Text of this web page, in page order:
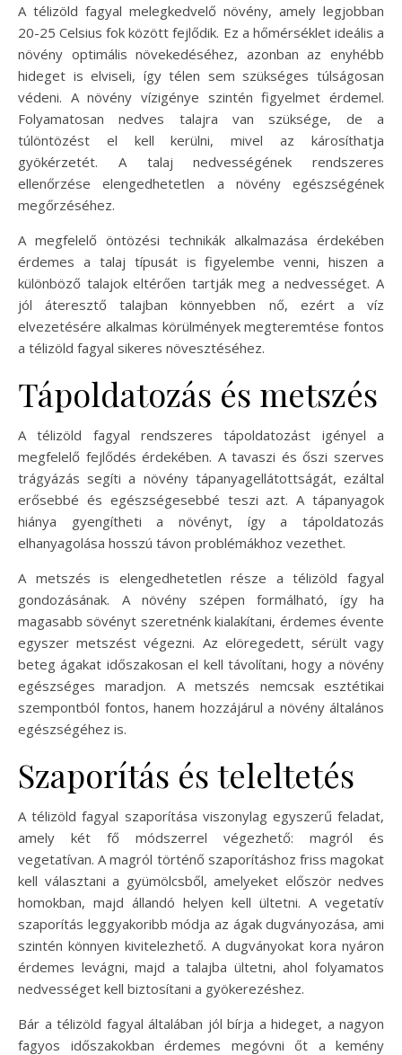
A télizöld fagyal melegkedvelő növény, amely legjobban
20-25 Celsius fok között fejlődik. Ez a hőmérséklet ideális a
növény optimális növekedéséhez, azonban az enyhébb
hideget is elviseli, így télen sem szükséges túlságosan
védeni. A növény vízigénye szintén figyelmet érdemel.
Folyamatosan nedves talajra van szüksége, de a
túlöntözést el kell kerülni, mivel az károsíthatja
gyökérzetét. A talaj nedvességének rendszeres
ellenőrzése elengedhetetlen a növény egészségének
megőrzéséhez.
A megfelelő öntözési technikák alkalmazása érdekében
érdemes a talaj típusát is figyelembe venni, hiszen a
különböző talajok eltérően tartják meg a nedvességet. A
jól áteresztő talajban könnyebben nő, ezért a víz
elvezetésére alkalmas körülmények megteremtése fontos
a télizöld fagyal sikeres növesztéséhez.
Tápoldatozás és metszés
A télizöld fagyal rendszeres tápoldatozást igényel a
megfelelő fejlődés érdekében. A tavaszi és őszi szerves
trágyázás segíti a növény tápanyagellátottságát, ezáltal
erősebbé és egészségesebbé teszi azt. A tápanyagok
hiánya gyengítheti a növényt, így a tápoldatozás
elhanyagolása hosszú távon problémákhoz vezethet.
A metszés is elengedhetetlen része a télizöld fagyal
gondozásának. A növény szépen formálható, így ha
magasabb sövényt szeretnénk kialakítani, érdemes évente
egyszer metszést végezni. Az elöregedett, sérült vagy
beteg ágakat időszakosan el kell távolítani, hogy a növény
egészséges maradjon. A metszés nemcsak esztétikai
szempontból fontos, hanem hozzájárul a növény általános
egészségéhez is.
Szaporítás és teleltetés
A télizöld fagyal szaporítása viszonylag egyszerű feladat,
amely két fő módszerrel végezhető: magról és
vegetatívan. A magról történő szaporításhoz friss magokat
kell választani a gyümölcsből, amelyeket először nedves
homokban, majd állandó helyen kell ültetni. A vegetatív
szaporítás leggyakoribb módja az ágak dugványozása, ami
szintén könnyen kivitelezhető. A dugványokat kora nyáron
érdemes levágni, majd a talajba ültetni, ahol folyamatos
nedvességet kell biztosítani a gyökerezéshez.
Bár a télizöld fagyal általában jól bírja a hideget, a nagyon
fagyos időszakokban érdemes megóvni őt a kemény